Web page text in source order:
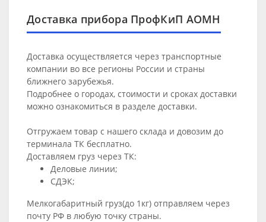
Доставка прибора ПрофКиП АОМН
Доставка осуществляется через транспортные
компании во все регионы России и страны
ближнего зарубежья.
Подробнее о городах, стоимости и сроках доставки
можно ознакомиться в разделе доставки.
Отгружаем товар с нашего склада и довозим до
терминала ТК бесплатно.
Доставляем груз через ТК:
Деловые линии;
СДЭК;
Мелкогабаритный груз(до 1кг) отправляем через
почту РФ в любую точку страны.